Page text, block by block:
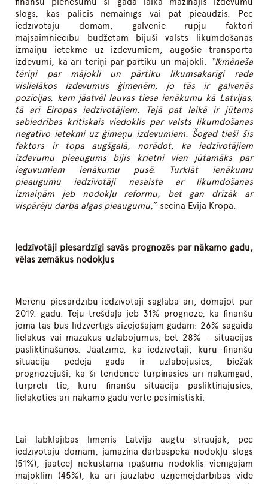
slogs, kas palicis nemainīgs vai pat pieaudzis. Pēc
iedzīvotāju domām, galvenie rūpju faktori
mājsaimniecību budžetam bijuši valsts likumdošanas
izmaiņu ietekme uz izdevumiem, augošie transporta
izdevumi, kā arī tēriņi par pārtiku un mājokli.
“Ikmēneša
tēriņi par mājokli un pārtiku likumsakarīgi rada
vislielākos izdevumus ģimenēm, jo tās ir galvenās
pozīcijas, kam jāatvēl lauvas tiesa ienākumu kā Latvijas,
tā arī Eiropas iedzīvotājiem. Tajā pat laikā ir jūtams
sabiedrības kritiskais viedoklis par valsts likumdošanas
negatīvo ietekmi uz ģimeņu izdevumiem. Šogad tieši šis
faktors ir topa augšgalā, norādot, ka iedzīvotājiem
izdevumu pieaugums bijis krietni vien jūtamāks par
ieguvumiem ienākumu pusē. Turklāt ienākumu
pieaugumu iedzīvotāji nesaista ar likumdošanas
izmaiņām jeb nodokļu reformu, bet gan drīzāk ar
vispārēju darba algas pieaugumu,” secina Evija Kropa.
Iedzīvotāji piesardzīgi savās prognozēs par nākamo gadu,
vēlas zemākus nodokļus
Mērenu piesardzību iedzīvotāji saglabā arī, domājot par
2019. gadu. Teju trešdaļa jeb 31% prognozē, ka finanšu
jomā tas būs līdzvērtīgs aizejošajam gadam: 26% sagaida
lielākus vai mazākus uzlabojumus, bet 28% – situācijas
pasliktināšanos. Jāatzīmē, ka iedzīvotāji, kuru finanšu
situācija pēdējā gadā ir uzlabojusies, biežāk
prognozējuši, ka šī tendence turpināsies arī nākamgad,
turpretī tie, kuru finanšu situācija pasliktinājusies,
lielākoties arī nākamo gadu vērtē pesimistiski.
Lai labklājības līmenis Latvijā augtu straujāk, pēc
iedzīvotāju domām, jāmazina darbaspēka nodokļu slogs
(51%), jāatceļ nekustamā īpašuma nodoklis vienīgajam
mājoklim (45%), kā arī jāuzlabo uzņēmējdarbības vide